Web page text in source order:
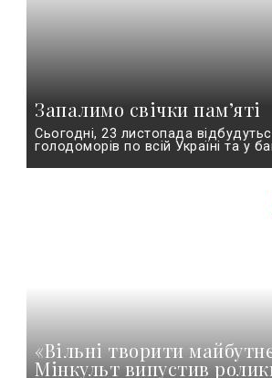
Запалимо свічки пам’яті
Сьогодні, 23 листопада
голодоморів по всій Україні та у
«Вільні творити
Мінкульт випустив